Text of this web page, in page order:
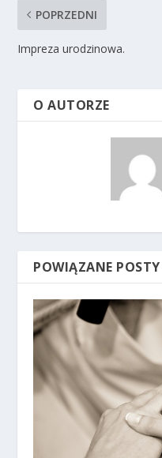
POPRZEDNI
Impreza urodzinowa.
O AUTORZE
POWIĄZANE POSTY